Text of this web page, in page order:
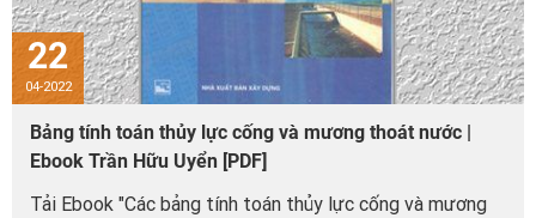
22
04-2022
Bảng tính toán thủy lực cống và mương thoát nước |
Ebook Trần Hữu Uyển [PDF]
Tải Ebook "Các bảng tính toán thủy lực cống và mương